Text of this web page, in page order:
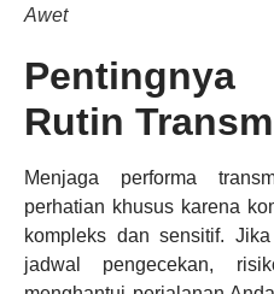
Awet
Rutin
Menjaga performa
perhatian khusus karena
kompleks dan sensitif.
jadwal pengecekan,